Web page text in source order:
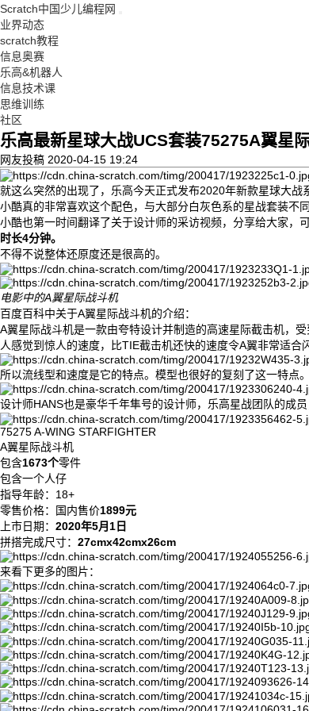
Scratch中国少儿编程网
业界动态
scratch教程
信息奥赛
乐高&机器人
信息技术课
思维训练
社区
乐高最新星球大战UCS套装75275A翼星
网友投稿 2020-04-15 19:24
就这么突然的出现了，乐高今天正式发布2020年新款星球大战
小酷真的非常喜欢这个配色，与大部分白灰色系的星战套装不
小酷也第一时间翻译了关于设计师的采访视频，分享给大家，
时长4分钟。
不得不说整体还原度还是很高的。
电影中的A翼星际战斗机
百度百科中关于A翼星际战斗机的介绍：
A翼星际战斗机是一款由夸特设计并制造的高速星际截击机，
人感觉到惊人的速度，比TIE截击机还快的速度令A翼非常适合
所以流线型和速度是它的特点。模型也很好的复刻了这一特点。
设计师HANS也是豪华千年隼号的设计师，乐高星战团队的成
75275 A-WING STARFIGHTER
A翼星际战斗机
包含1673个零件
包含一个人仔
指导年龄：18+
零售价格：国内售价1899元
上市日期： 2020年5月1日
拼搭完成尺寸： 27cmx42cmx26cm
来看下更多的图片：